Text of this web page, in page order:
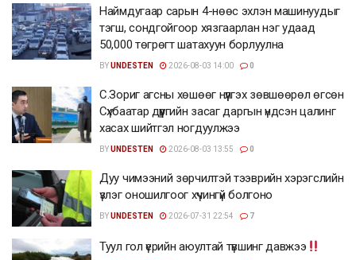
Наймдугаар сарын 4-нөөс эхлэн машинуудыг
тэгш, сондгойгоор хязгаарлан нэг удаад
50,000 төгрөгт шатахуун борлуулна
BYUNDESTEN 2026-08-03 14:00 0
С.Зориг агсны хөшөөг нүүлгэх зөвшөөрөл өгсөн
Сүхбаатар дүүргийн засаг даргын үндсэн цалинг
хасах шийтгэл ногдуулжээ
BYUNDESTEN 2026-08-03 13:55 0
Дуу чимээний зөрчилтэй тээврийн хэрэгслийн
үзлэг оношилгоог хүчингүй болгоно
BYUNDESTEN 2026-07-31 22:54 7
Туул гол үерийн аюултай түвшинг давжээ